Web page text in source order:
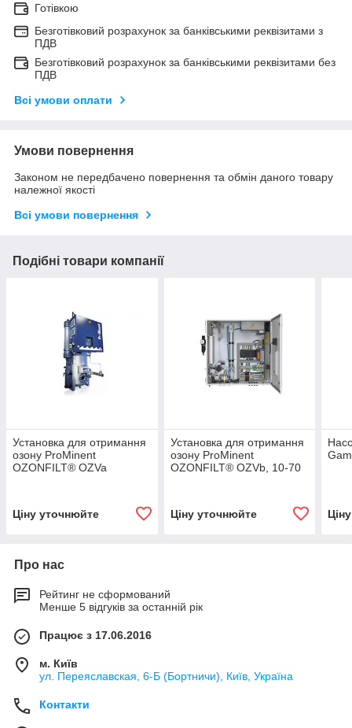
Готівкою
Безготівковий розрахунок за банківськими реквізитами з
ПДВ
Безготівковий розрахунок за банківськими реквізитами без
ПДВ
Всі умови оплати
Умови повернення
Законом не передбачено повернення та обмін даного товару
належної якості
Всі умови повернення
Подібні товари компанії
Установка для отримання
озону ProMinent
OZONFILT® OZVa
Ціну уточнюйте
Установка для отримання
озону ProMinent
OZONFILT® OZVb, 10-70
Ціну уточнюйте
Про нас
Рейтинг не сформований
Менше 5 відгуків за останній рік
Працює з 17.06.2016
м. Київ
ул. Переяславская, 6-Б (Бортничи), Київ, Україна
Контакти